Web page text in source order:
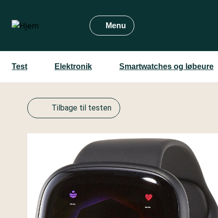
hovedindhold
Menu
Test Elektronik Smartwatches og løbeure
Tilbage til testen